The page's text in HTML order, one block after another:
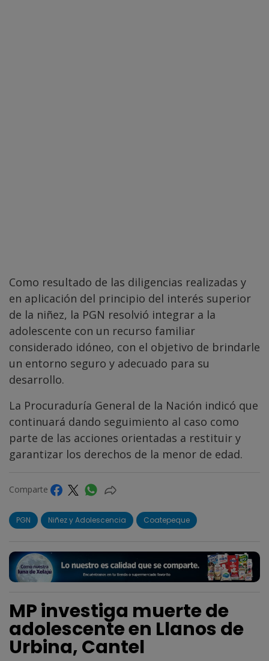
Como resultado de las diligencias realizadas y
en aplicación del principio del interés superior
de la niñez, la PGN resolvió integrar a la
adolescente con un recurso familiar
considerado idóneo, con el objetivo de brindarle
un entorno seguro y adecuado para su
desarrollo.
La Procuraduría General de la Nación indicó que
continuará dando seguimiento al caso como
parte de las acciones orientadas a restituir y
garantizar los derechos de la menor de edad.
Comparte
PGN Niñez y Adolescencia Coatepeque
MP investiga muerte de
adolescente en Llanos de
Urbina, Cantel